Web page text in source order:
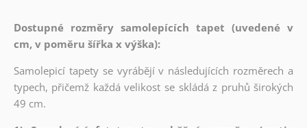
Dostupné rozměry samolepících tapet (uvedené v
cm, v poměru šířka x výška):
Samolepicí tapety se vyrábějí v následujících rozměrech a
typech, přičemž každá velikost se skládá z pruhů širokých
49 cm.